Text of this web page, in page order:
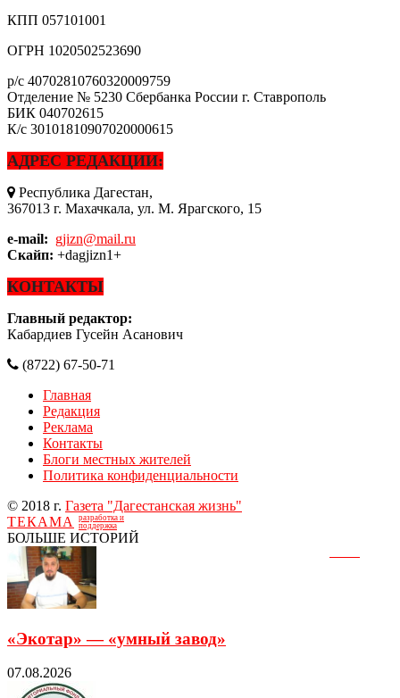
КПП 057101001
ОГРН 1020502523690
р/с 40702810760320009759
Отделение № 5230 Сбербанка России г. Ставрополь
БИК 040702615
К/с 30101810907020000615
АДРЕС РЕДАКЦИИ:
Республика Дагестан,
367013 г. Махачкала, ул. М. Ярагского, 15
e-mail: gjizn@mail.ru
Скайп: +dagjizn1+
КОНТАКТЫ
Главный редактор:
Кабардиев Гусейн Асанович
(8722) 67-50-71
Главная
Редакция
Реклама
Контакты
Блоги местных жителей
Политика конфиденциальности
© 2018 г. Газета "Дагестанская жизнь"
ТЕКАМА
разработка и
поддержка
БОЛЬШЕ ИСТОРИЙ
«Экотар» — «умный завод»
07.08.2026